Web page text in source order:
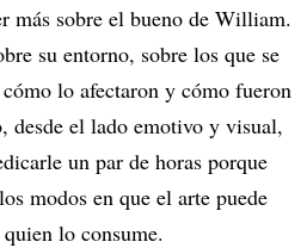
más sobre el bueno de William.
su entorno, sobre los que se
lo afectaron y cómo fueron
desde el lado emotivo y visual,
un par de horas porque
modos en que el arte puede
lo consume.